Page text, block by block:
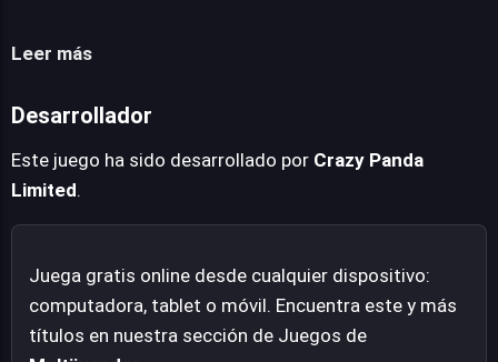
Leer más
Desarrollador
Este juego ha sido desarrollado por Crazy Panda
Limited.
Juega gratis online desde cualquier dispositivo:
computadora, tablet o móvil. Encuentra este y más
títulos en nuestra sección de Juegos de